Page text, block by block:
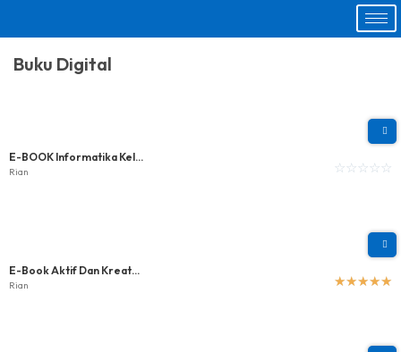
Buku Digital
☆☆☆☆☆
E-BOOK Informatika Kel...
Rian
☆☆☆☆☆
E-Book Aktif Dan Kreat...
Rian